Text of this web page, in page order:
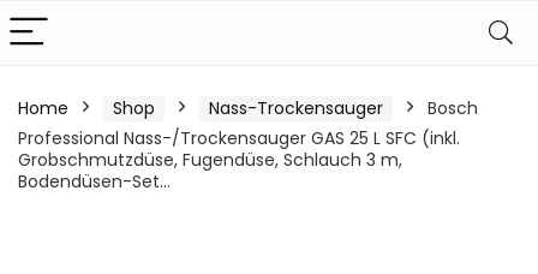
Home Shop Nass-Trockensauger
Bosch
Professional Nass-/Trockensauger GAS 25 L SFC (inkl.
Grobschmutzdüse, Fugendüse, Schlauch 3 m,
Bodendüsen-Set…